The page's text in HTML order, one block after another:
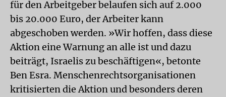
für den Arbeitgeber belaufen sich auf 2.000
bis 20.000 Euro, der Arbeiter kann
abgeschoben werden. »Wir hoffen, dass diese
Aktion eine Warnung an alle ist und dazu
beiträgt, Israelis zu beschäftigen«, betonte
Ben Esra. Menschenrechtsorganisationen
kritisierten die Aktion und besonders deren